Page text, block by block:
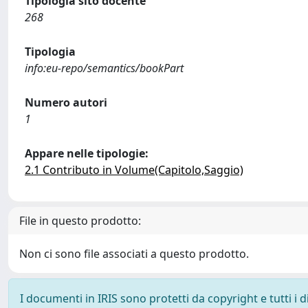
268
Tipologia
info:eu-repo/semantics/bookPart
Numero autori
1
Appare nelle tipologie:
2.1 Contributo in Volume(Capitolo,Saggio)
File in questo prodotto:
Non ci sono file associati a questo prodotto.
I documenti in IRIS sono protetti da copyright e tutti i